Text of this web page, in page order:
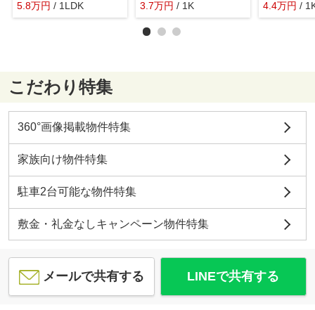
5.8万円 / 1LDK
3.7万円 / 1K
4.4万円 /
こだわり特集
360°画像掲載物件特集
家族向け物件特集
駐車2台可能な物件特集
敷金・礼金なしキャンペーン物件特集
メールで共有する LINEで共有する